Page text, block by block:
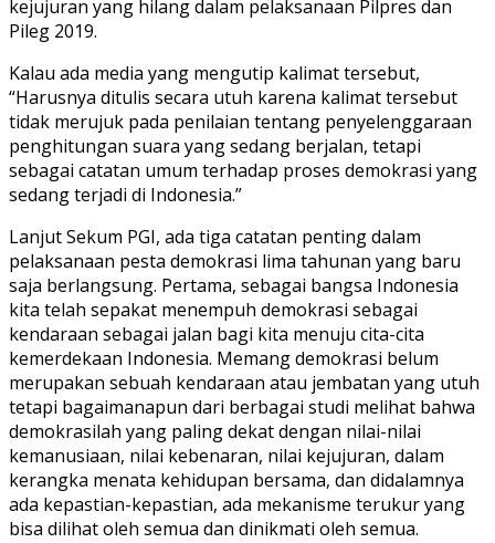
kejujuran yang hilang dalam pelaksanaan Pilpres dan
Pileg 2019.
Kalau ada media yang mengutip kalimat tersebut,
“Harusnya ditulis secara utuh karena kalimat tersebut
tidak merujuk pada penilaian tentang penyelenggaraan
penghitungan suara yang sedang berjalan, tetapi
sebagai catatan umum terhadap proses demokrasi yang
sedang terjadi di Indonesia.”
Lanjut Sekum PGI, ada tiga catatan penting dalam
pelaksanaan pesta demokrasi lima tahunan yang baru
saja berlangsung. Pertama, sebagai bangsa Indonesia
kita telah sepakat menempuh demokrasi sebagai
kendaraan sebagai jalan bagi kita menuju cita-cita
kemerdekaan Indonesia. Memang demokrasi belum
merupakan sebuah kendaraan atau jembatan yang utuh
tetapi bagaimanapun dari berbagai studi melihat bahwa
demokrasilah yang paling dekat dengan nilai-nilai
kemanusiaan, nilai kebenaran, nilai kejujuran, dalam
kerangka menata kehidupan bersama, dan didalamnya
ada kepastian-kepastian, ada mekanisme terukur yang
bisa dilihat oleh semua dan dinikmati oleh semua.